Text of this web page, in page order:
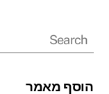
הוסף מאמר